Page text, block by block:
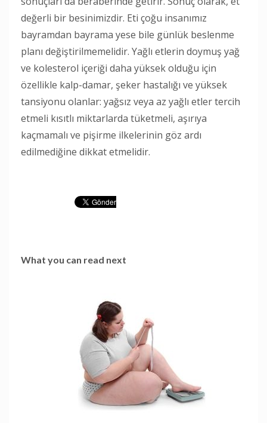
değerli bir besinimizdir. Eti çoğu insanımız
bayramdan bayrama yese bile günlük beslenme
planı değiştirilmemelidir. Yağlı etlerin doymuş yağ
ve kolesterol içeriği daha yüksek olduğu için
özellikle kalp-damar, şeker hastalığı ve yüksek
tansiyonu olanlar: yağsız veya az yağlı etler tercih
etmeli kısıtlı miktarlarda tüketmeli, aşırıya
kaçmamalı ve pişirme ilkelerinin göz ardı
edilmediğine dikkat etmelidir.
What you can read next